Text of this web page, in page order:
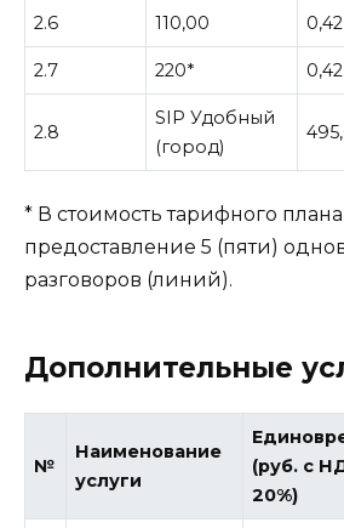
2.6 110,00 0,42
2.7 220* 0,42
2.8
SIP Удобный
(город)
* В стоимость тарифного
предоставление 5 (пяти)
разговоров (линий).
Дополнительные
№
Наименование
услуги
(руб. с
20%)